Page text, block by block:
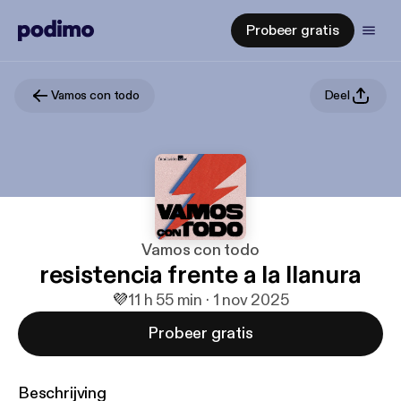
Probeer gratis
Vamos con todo Deel
Vamos con todo
resistencia frente a la llanura
💜11 h 55 min · 1 nov 2025
Probeer gratis
Beschrijving